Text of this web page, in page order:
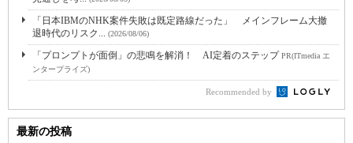
「日本IBMのNHK案件失敗は既定路線だった」 メインフレーム大撤
退時代のリスク... (2026/08/06)
「プロンプトが面倒」の悲鳴を解消！ AI定着のステップPR(ITmedia エ
ンタープライズ)
Recommended by
最新の投稿